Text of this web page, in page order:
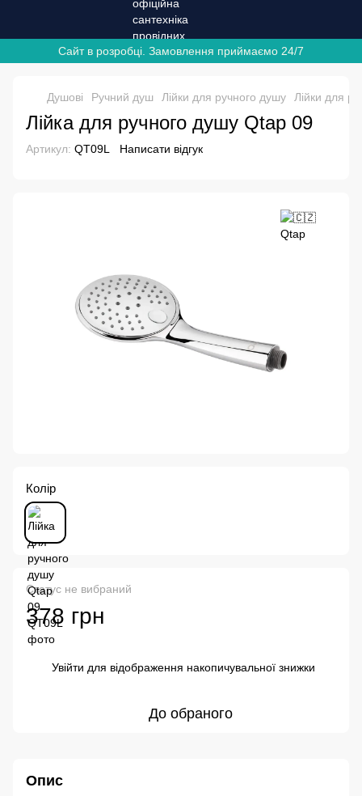
Сайт в розробці. Замовлення приймаємо 24/7
Душові Ручний душ Лійки для ручного душу Лійки для
Лійка для ручного душу Qtap 09
Артикул: QT09L Написати відгук
Колір
Статус не вибраний
378 грн
Увійти для відображення накопичувальної знижки
До обраного
Опис